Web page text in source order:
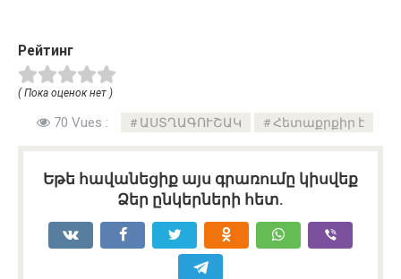
Рейтинг
( Пока оценок нет )
70 Vues : ԱՍՏՂԱԳՈՒՇԱԿ Հետաքրքիր է
Եթե հավանեցիք այս գրառումը կիսվեք
Ձեր ընկերների հետ.